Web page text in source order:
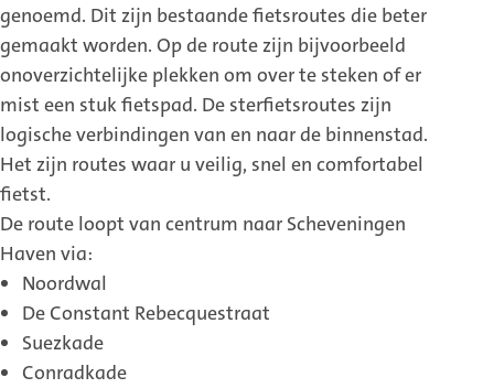
genoemd. Dit zijn bestaande fietsroutes die beter
gemaakt worden. Op de route zijn bijvoorbeeld
onoverzichtelijke plekken om over te steken of er
mist een stuk fietspad. De sterfietsroutes zijn
logische verbindingen van en naar de binnenstad.
Het zijn routes waar u veilig, snel en comfortabel
fietst.
De route loopt van centrum naar Scheveningen
Haven via:
Noordwal
De Constant Rebecquestraat
Suezkade
Conradkade